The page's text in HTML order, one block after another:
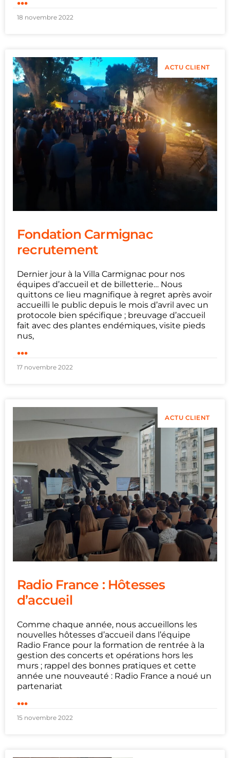
18 novembre 2022
ACTU CLIENT
Fondation Carmignac
recrutement
Dernier jour à la Villa Carmignac pour nos
équipes d’accueil et de billetterie… Nous
quittons ce lieu magnifique à regret après avoir
accueilli le public depuis le mois d’avril avec un
protocole bien spécifique ; breuvage d’accueil
fait avec des plantes endémiques, visite pieds
nus,
...
17 novembre 2022
ACTU CLIENT
Radio France : Hôtesses
d’accueil
Comme chaque année, nous accueillons les
nouvelles hôtesses d’accueil dans l’équipe
Radio France pour la formation de rentrée à la
gestion des concerts et opérations hors les
murs ; rappel des bonnes pratiques et cette
année une nouveauté : Radio France a noué un
partenariat
...
15 novembre 2022